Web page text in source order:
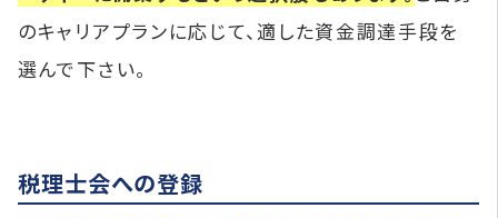
のキャリアプランに応じて、適した資金調達手段を
選んで下さい。
税理士会への登録